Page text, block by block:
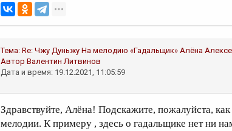
Тема: Re: Чжу Дуньжу На мелодию «Гадальщик» Алёна
Автор Валентин Литвинов
Дата и время: 19.12.2021, 11:05:59
Здравствуйте, Алёна! Подскажите, пожалуйста,
мелодии. К примеру , здесь о гадальщике нет ни